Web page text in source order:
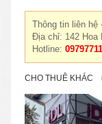
Thông tin liên hệ
Địa chỉ: 142 Hoa
Hotline:
CHO THUÊ KHÁC